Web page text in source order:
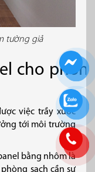
tường giả
cho
việc trầy xước
tới môi trường
bằng nhôm là
sạch cần sự